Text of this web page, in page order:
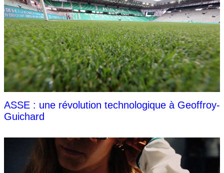
ASSE : une révolution technologique à Geoffroy-
Guichard